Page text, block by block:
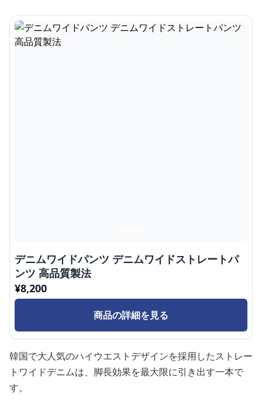
デニムワイドパンツ デニムワイドストレートパ
ンツ 高品質製法
¥8,200
商品の詳細を見る
韓国で大人気のハイウエストデザインを採用したストレー
トワイドデニムは、脚長効果を最大限に引き出す一本で
す。